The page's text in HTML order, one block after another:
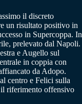
il discreto
un risultato positivo in
in Supercoppa. In
prelevato dal Napoli.
e Augello sul
in coppia con
da Adopo.
centro e Felici sulla
riferimento offensivo